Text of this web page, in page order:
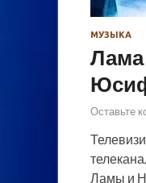
МУЗЫКА
Лама
Оставьте
Ламы и